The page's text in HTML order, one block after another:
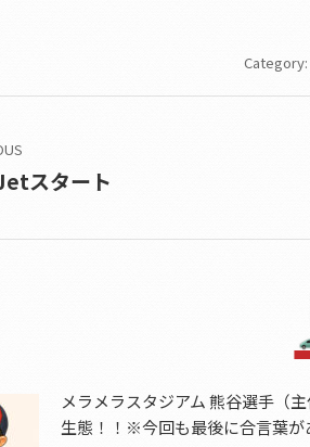
Category:
スタート
メラメラスタジアム 熊谷選手（
生態！！※今回も最後に合言葉が